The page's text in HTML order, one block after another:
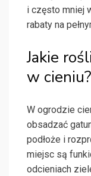
i często mniej
rabaty na
Jakie
w cieniu?
W ogrodzie
obsadzać
podłoże i
miejsc są
odcieniach